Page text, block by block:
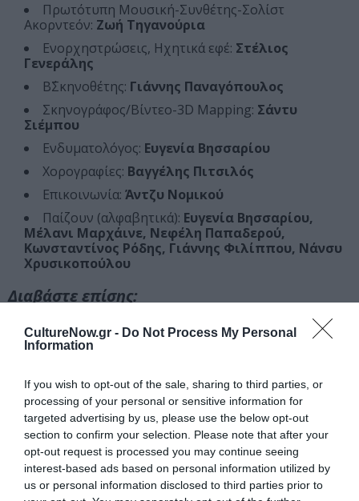
CultureNow.gr - Do Not Process My Personal
Information
If you wish to opt-out of the sale, sharing to third parties, or
processing of your personal or sensitive information for
targeted advertising by us, please use the below opt-out
section to confirm your selection. Please note that after your
opt-out request is processed you may continue seeing
interest-based ads based on personal information utilized by
us or personal information disclosed to third parties prior to
Πρωτότυπη Μουσική-Συνθέτης-Σολίστ
Ακορντεόν: Ζωή Τηγανούρια
Ενορχηστρώσεις, Ηχητικά εφέ: Στέλιος
Γενεράλης
Β΄Σκηνοθέτης: Γιάννης Παναγόπουλος
Σκηνογράφος/Βίντεο-3D Mapping: Σάντυ
Σιέμπου
Ενδυματολόγος: Ευγενία Βησσαρίου
Χορογραφίες: Βαγγέλης Πιτσιλός
Επικοινωνία: Άντζυ Νομικού
Παίζουν (αλφαβητικά): Ευγενία Βησσαρίου,
Μέλανι Μαρχάινε, Νεφέλη Παπαδερού,
Κωνσταντίνος Ρόδης, Γιάννης Φιλίππου, Νάνσυ
Χρυσικοπούλου
Διαβάστε επίσης:
Αθανασία Καλογιάννη: Νομίζω ότι δεν θα ήμουν το ίδιο
άτομο αν δεν είχα διαβάσει το Θησαυρό της Βαγίας
περιοδεία 2023
Ταυτότητα Εκδήλωσης
Ημερομηνία:
03/08/2023